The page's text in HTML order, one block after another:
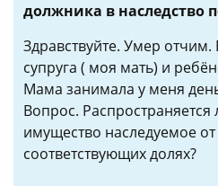
должника в наследство
Здравствуйте. Умер отчим.
супруга ( моя мать) и
Мама занимала у меня
Вопрос.
имущество наследуемое
соответствующих долях?